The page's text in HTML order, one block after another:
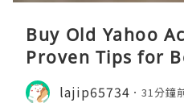
Buy Old Yahoo
Proven Tips for
lajip65734 31分鐘